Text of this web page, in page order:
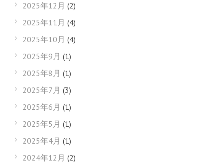
2025年12月 (2)
2025年11月 (4)
2025年10月 (4)
2025年9月 (1)
2025年8月 (1)
2025年7月 (3)
2025年6月 (1)
2025年5月 (1)
2025年4月 (1)
2024年12月 (2)